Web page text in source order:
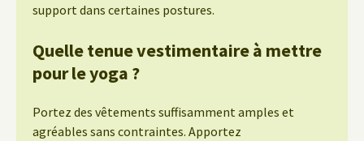
support dans certaines postures.
Quelle tenue vestimentaire à mettre
pour le yoga ?
Portez des vêtements suffisamment amples et
agréables sans contraintes. Apportez